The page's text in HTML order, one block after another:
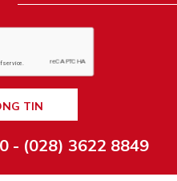
TIN
- (028) 3622 8849